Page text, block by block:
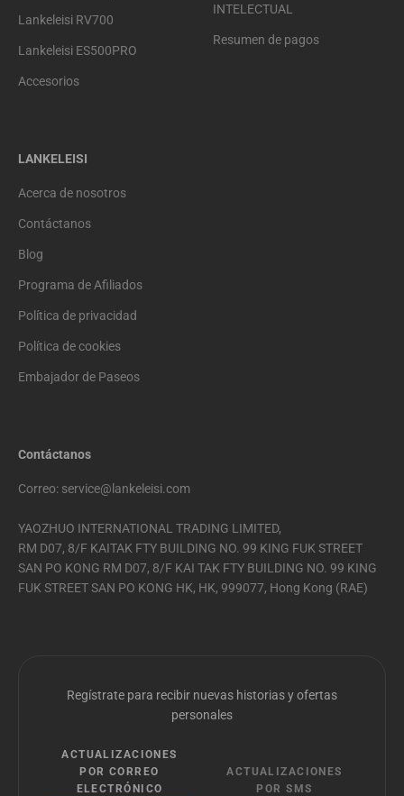
Lankeleisi RV700
Lankeleisi ES500PRO
Accesorios
INTELECTUAL
Resumen de pagos
LANKELEISI
Acerca de nosotros
Contáctanos
Blog
Programa de Afiliados
Política de privacidad
Política de cookies
Embajador de Paseos
Contáctanos
Correo: service@lankeleisi.com
YAOZHUO INTERNATIONAL TRADING LIMITED,
RM D07, 8/F KAITAK FTY BUILDING NO. 99 KING FUK STREET
SAN PO KONG RM D07, 8/F KAI TAK FTY BUILDING NO. 99 KING
FUK STREET SAN PO KONG HK, HK, 999077, Hong Kong (RAE)
Regístrate para recibir nuevas historias y ofertas
personales
ACTUALIZACIONES
POR CORREO
ELECTRÓNICO
ACTUALIZACIONES
POR SMS